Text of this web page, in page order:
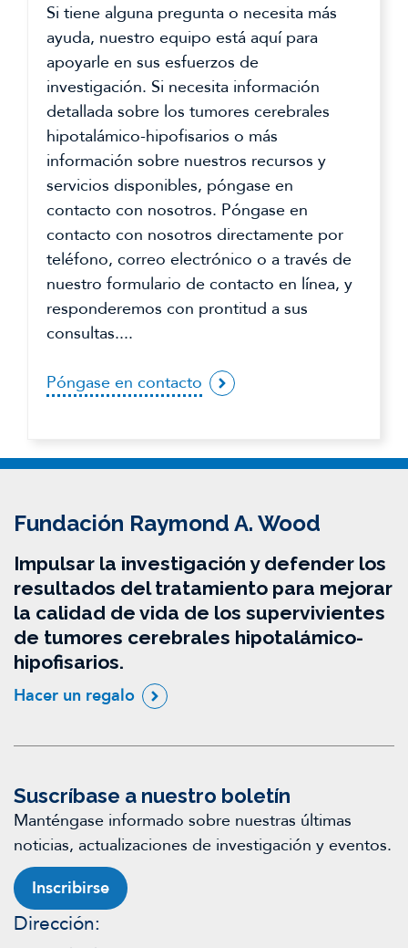
Si tiene alguna pregunta o necesita más
ayuda, nuestro equipo está aquí para
apoyarle en sus esfuerzos de
investigación. Si necesita información
detallada sobre los tumores cerebrales
hipotalámico-hipofisarios o más
información sobre nuestros recursos y
servicios disponibles, póngase en
contacto con nosotros. Póngase en
contacto con nosotros directamente por
teléfono, correo electrónico o a través de
nuestro formulario de contacto en línea, y
responderemos con prontitud a sus
consultas....
Póngase en contacto
Fundación Raymond A. Wood
Impulsar la investigación y defender los
resultados del tratamiento para mejorar
la calidad de vida de los supervivientes
de tumores cerebrales hipotalámico-
hipofisarios.
Hacer un regalo
Suscríbase a nuestro boletín
Manténgase informado sobre nuestras últimas
noticias, actualizaciones de investigación y eventos.
Inscribirse
Dirección: